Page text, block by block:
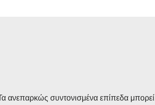
ανεπαρκώς συντονισμένα επίπεδα